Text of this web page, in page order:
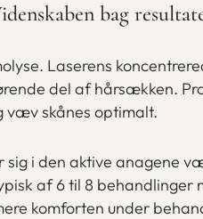
bag
Laserens
del af hårsækken.
væv skånes optimalt.
i den aktive anagene
af 6 til 8 behandlinger
komforten under